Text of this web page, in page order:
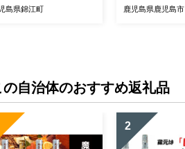
用）
島県錦江町 鹿児島県鹿児島市
の自治体のおすすめ返礼品
2